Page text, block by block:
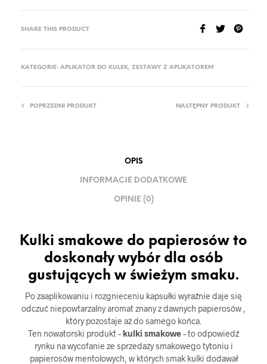
SHARE THIS PRODUCT
KATEGORIE: APLIKATOR DO KULEK, ZESTAWY Z APLIKATOREM
POPRZEDNI PRODUKT NASTĘPNY PRODUKT
OPIS
INFORMACJE DODATKOWE
OPINIE (0)
Kulki smakowe do papierosów to
doskonały wybór dla osób
gustujących w świeżym smaku.
Po zaaplikowaniu i rozgnieceniu kapsułki wyraźnie daje się
odczuć niepowtarzalny aromat znany z dawnych papierosów ,
który pozostaje aż do samego końca.
Ten nowatorski produkt – kulki smakowe– to odpowiedź
rynku na wycofanie ze sprzedaży smakowego tytoniu i
papierosów mentolowych, w których smak kulki dodawał